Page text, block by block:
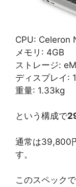
CPU: Celeron
メモリ: 4GB
ストレージ:
ディスプレイ:
重量: 1.33kg
という構成で
通常は39,800
す。
このスペック